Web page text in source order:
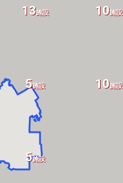
5施設
5施設 10施設
13施設 10施設